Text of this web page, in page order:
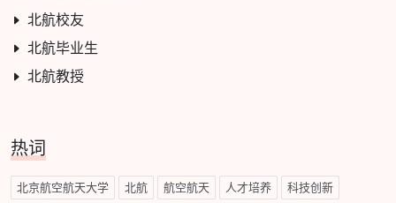
北航校友
北航毕业生
北航教授
热词
北京航空航天大学 北航 航空航天 人才培养 科技创新